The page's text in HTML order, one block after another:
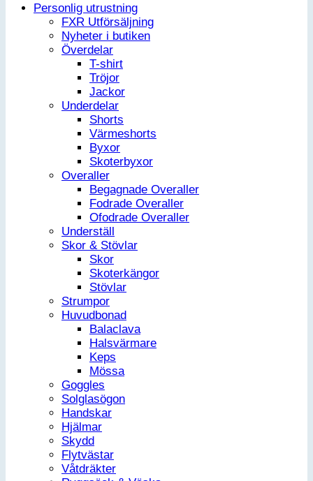
Personlig utrustning
FXR Utförsäljning
Nyheter i butiken
Överdelar
T-shirt
Tröjor
Jackor
Underdelar
Shorts
Värmeshorts
Byxor
Skoterbyxor
Overaller
Begagnade Overaller
Fodrade Overaller
Ofodrade Overaller
Underställ
Skor & Stövlar
Skor
Skoterkängor
Stövlar
Strumpor
Huvudbonad
Balaclava
Halsvärmare
Keps
Mössa
Goggles
Solglasögon
Handskar
Hjälmar
Skydd
Flytvästar
Våtdräkter